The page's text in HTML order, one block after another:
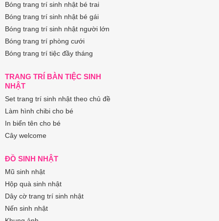
Bóng trang trí sinh nhật bé trai
Bóng trang trí sinh nhật bé gái
Bóng trang trí sinh nhật người lớn
Bóng trang trí phòng cưới
Bóng trang trí tiệc đầy tháng
TRANG TRÍ BÀN TIỆC SINH
NHẬT
Set trang trí sinh nhật theo chủ đề
Làm hình chibi cho bé
In biển tên cho bé
Cây welcome
ĐỒ SINH NHẬT
Mũ sinh nhật
Hộp quà sinh nhật
Dây cờ trang trí sinh nhật
Nến sinh nhật